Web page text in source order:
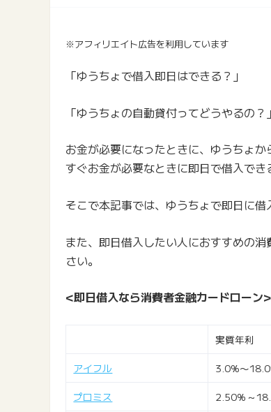
※アフィリエイト広告を利用しています
「ゆうちょで借入即日はできる？」
「ゆうちょの自動貸付ってどうやるの？」
お金が必要になったときに、ゆうちょ
すぐお金が必要なときに即日で借入でき
そこで本記事では、ゆうちょで即日に
また、即日借入したい人におすすめの
さい。
<即日借入なら消費者金融カードローン>
実質年利
アイフル 3.0%〜
プロミス 2.50％～